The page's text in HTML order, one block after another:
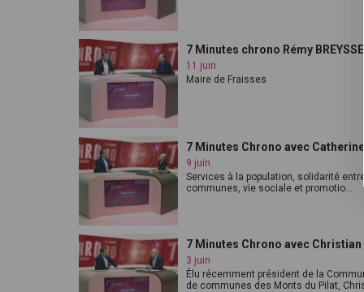
7 Minutes chrono Rémy BREYSSE
11 juin
Maire de Fraisses
7 Minutes Chrono avec Catherine
9 juin
Services à la population, solidarité entre
communes, vie sociale et promotio...
7 Minutes Chrono avec Christian
3 juin
Élu récemment président de la
de communes des Monts du Pilat,